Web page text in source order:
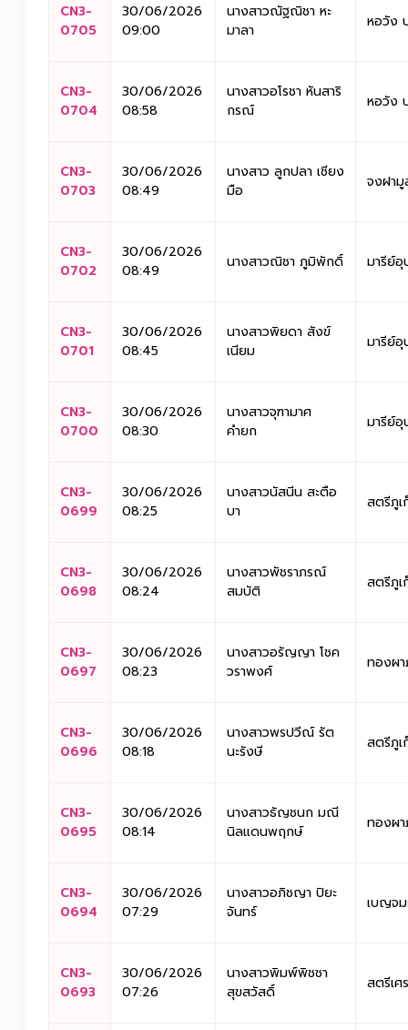
CN3-
0705
30/06/2026
09:00
นางสาวณัฐณิชา หะ
มาลา
หอวัง
CN3-
0704
30/06/2026
08:58
นางสาวอโรชา หันสาริ
กรณ์
หอวัง
CN3-
0703
30/06/2026
08:49
นางสาว ลูกปลา เชียง
มือ
จงฝา
CN3-
0702
30/06/2026
08:49
นางสาวณิชา ภูมิพักดิ์ มารีย์
CN3-
0701
30/06/2026
08:45
นางสาวพิยดา สังข์
เนียม
มารีย์
CN3-
0700
30/06/2026
08:30
นางสาวจุฑามาศ
คำยก
มารีย์
CN3-
0699
30/06/2026
08:25
นางสาวนัสนีน สะตือ
บา
สตรีภู
CN3-
0698
30/06/2026
08:24
นางสาวพัชราภรณ์
สมบัติ
สตรีภูเ
CN3-
0697
30/06/2026
08:23
นางสาวอรัญญา โชค
วราพงศ์
ทองผ
CN3-
0696
30/06/2026
08:18
นางสาวพรปวีณ์ รัต
นะรังษี
สตรีภู
CN3-
0695
30/06/2026
08:14
นางสาวธัญชนก มณี
นิลแดนพฤกษ์
ทองผ
CN3-
0694
30/06/2026
07:29
นางสาวอภิชญา ปิยะ
จันทร์
เบญจ
CN3-
0693
30/06/2026
07:26
นางสาวพิมพ์พิชชา
สุขสวัสดิ์
สตรีเ